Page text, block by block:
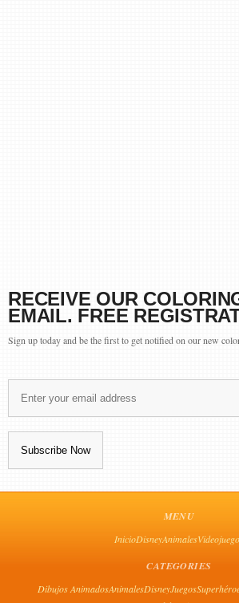
RECEIVE OUR
EMAIL. FREE
Sign up today and be the first to get notified on our new
MENU
InicioDisneyAnimales
CATEGORIES
Dibujos AnimadosAnimalesDisneyJuegos